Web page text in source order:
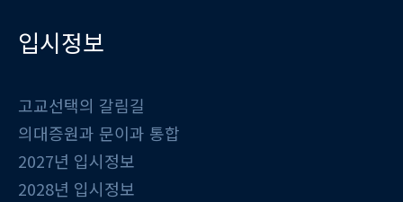
입시정보
고교선택의 갈림길
의대증원과 문이과 통합
2027년 입시정보
2028년 입시정보